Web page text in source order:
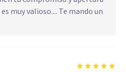
muy valioso.... Te mando un